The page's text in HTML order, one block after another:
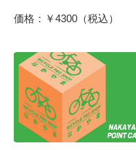
価格：￥4300（税込）